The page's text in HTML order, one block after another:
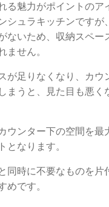
る魅力がポイントのア
シュラキッチンですが
ないため、収納スペー
ません。
が足りなくなり、カウ
まうと、見た目も悪く
ウンター下の空間を最
となります。
同時に不要なものを片
めです。